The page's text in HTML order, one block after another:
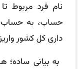
نام فرد مربوط
حساب، به حساب
‌داری کل کشور